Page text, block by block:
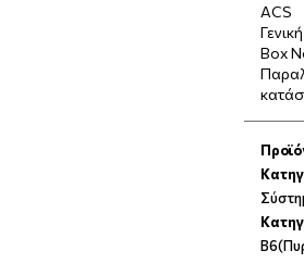
ACS
Box